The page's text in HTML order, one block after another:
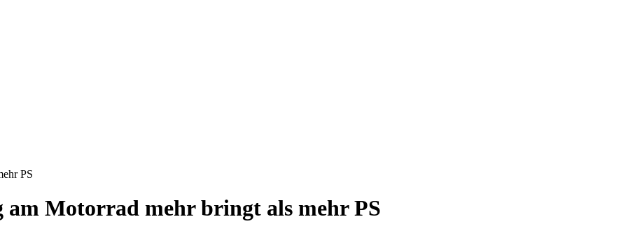
PS
Motorrad mehr bringt als mehr PS